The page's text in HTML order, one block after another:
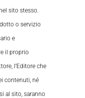
sito stesso.
o servizio
e
il proprio
l’Editore che
contenuti, né
al sito, saranno